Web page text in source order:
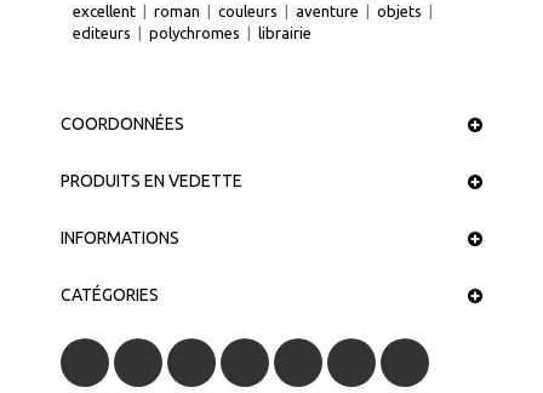
excellent | roman | couleurs | aventure | objets |
editeurs | polychromes | librairie
COORDONNÉES
PRODUITS EN VEDETTE
INFORMATIONS
CATÉGORIES